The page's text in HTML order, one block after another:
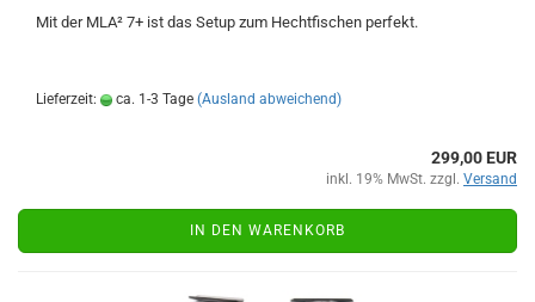
Mit der MLA² 7+ ist das Setup zum Hechtfischen perfekt.
Lieferzeit: ca. 1-3 Tage (Ausland abweichend)
299,00 EUR
inkl. 19% MwSt. zzgl. Versand
IN DEN WARENKORB